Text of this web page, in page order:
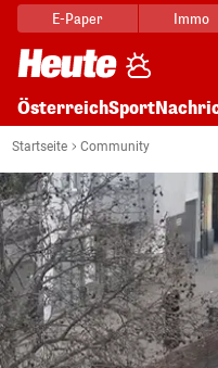
E-Paper Immo
ÖsterreichSport
Startseite Community